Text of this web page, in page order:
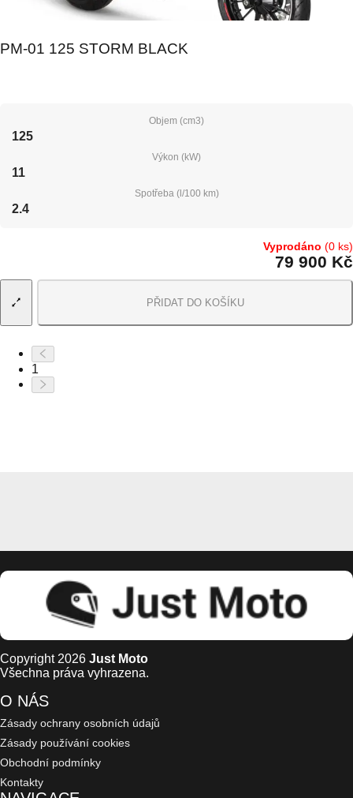
PM-01 125 STORM BLACK
Objem (cm3)
125
Výkon (kW)
11
Spotřeba (l/100 km)
2.4
Vyprodáno (0 ks)
79 900 Kč
PŘIDAT DO KOŠÍKU
1
Copyright 2026 Just Moto
Všechna práva vyhrazena.
O NÁS
Zásady ochrany osobních údajů
Zásady používání cookies
Obchodní podmínky
Kontakty